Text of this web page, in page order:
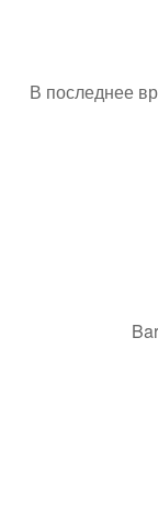
В последнее